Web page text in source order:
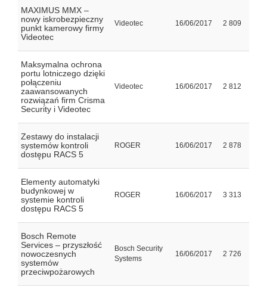
MAXIMUS MMX –
nowy iskrobezpieczny
punkt kamerowy firmy
Videotec
Videotec 16/06/2017 2 809
Maksymalna ochrona
portu lotniczego dzięki
połączeniu
zaawansowanych
rozwiązań firm Crisma
Security i Videotec
Videotec 16/06/2017 2 812
Zestawy do instalacji
systemów kontroli
dostępu RACS 5
ROGER 16/06/2017 2 878
Elementy automatyki
budynkowej w
systemie kontroli
dostępu RACS 5
ROGER 16/06/2017 3 313
Bosch Remote
Services – przyszłość
nowoczesnych
systemów
przeciwpożarowych
Bosch Security
Systems
16/06/2017 2 726